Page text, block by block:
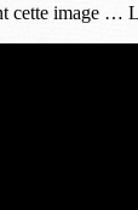
cette image …